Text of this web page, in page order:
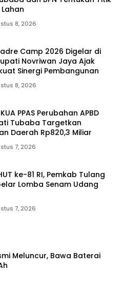
8, 2026
Camp 2026 Digelar di
Novriwan Jaya Ajak
Sinergi Pembangunan
8, 2026
PPAS Perubahan APBD
Tubaba Targetkan
Daerah Rp820,3 Miliar
7, 2026
ke-81 RI, Pemkab Tulang
Lomba Senam Udang
7, 2026
Meluncur, Bawa Baterai